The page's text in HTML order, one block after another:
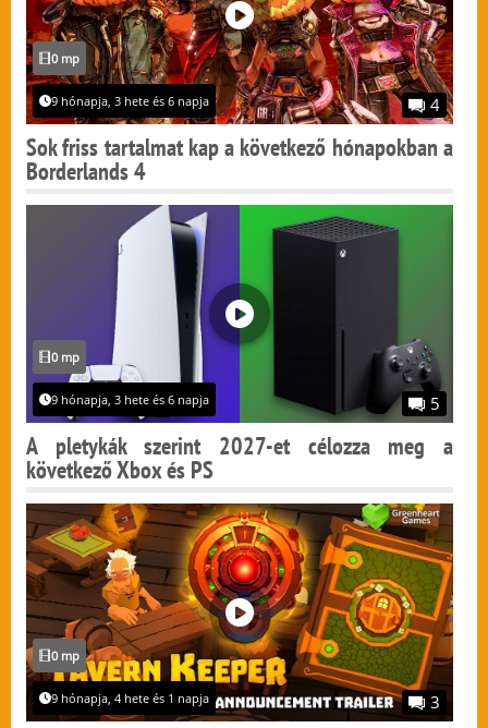
0 mp
9 hónapja, 3 hete és 6 napja 4
Sok friss tartalmat kap a következő hónapokban a
Borderlands 4
0 mp
9 hónapja, 3 hete és 6 napja 5
A pletykák szerint 2027-et célozza meg a
következő Xbox és PS
0 mp
9 hónapja, 4 hete és 1 napja 3